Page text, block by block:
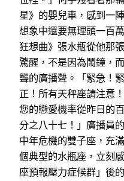
星》的嬰兒車，感到一
想象中還要無理頭一百
狂想曲》張水瓶從他那
驚醒，不是因為鬧鐘，
聾的廣播聲。「緊急！
正！所有天秤座請注意
您的戀愛機率從昨日的
分之八十七！」廣播員
中年危機的雙子座，充
個典型的水瓶座，立刻
座預報壓力症候群」後